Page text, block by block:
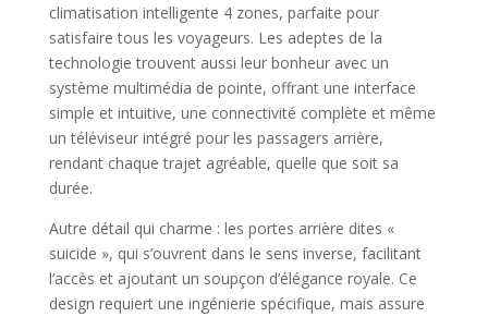
climatisation intelligente 4 zones, parfaite pour
satisfaire tous les voyageurs. Les adeptes de la
technologie trouvent aussi leur bonheur avec un
système multimédia de pointe, offrant une interface
simple et intuitive, une connectivité complète et même
un téléviseur intégré pour les passagers arrière,
rendant chaque trajet agréable, quelle que soit sa
durée.
Autre détail qui charme : les portes arrière dites «
suicide », qui s’ouvrent dans le sens inverse, facilitant
l’accès et ajoutant un soupçon d’élégance royale. Ce
design requiert une ingénierie spécifique, mais assure